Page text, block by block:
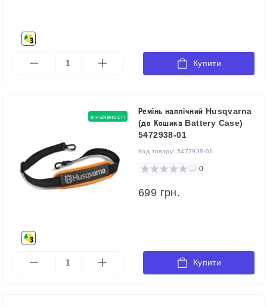
Купити
в наявності
Ремінь наплічний Husqvarna
(до Кошика Battery Case)
5472938-01
Код товару: 5472938-01
0
699 грн.
Купити